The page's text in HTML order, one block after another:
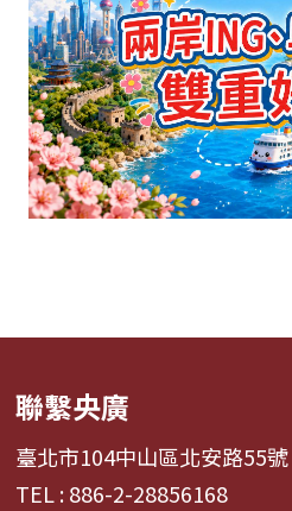
聯繫央廣
臺北市104中山區北安路55號
TEL : 886-2-28856168